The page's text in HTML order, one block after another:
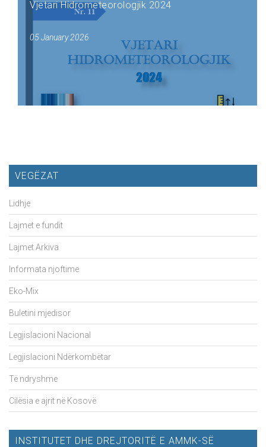
Vjetari Hidrometeorologjik 2024
05 January 2026
VEGËZAT
Lidhje
Lajmet e fundit
Lajmet Arkiva
Informata njoftime
Eko-Mix
Buletini mjedisor
Legjislacioni Nacional
Legjislacioni Ndërkombëtar
Të ndryshme
Cilësia e ajrit në Kosovë
INSTITUTET DHE DREJTORITË E AMMK-SË